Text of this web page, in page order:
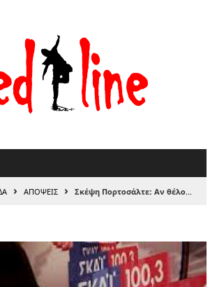
› ΑΠΟΨΕΙΣ › Σκέψη Πορτοσάλτε: Αν θέλουμε τουρίστες, οι Έλληνες να υποχωρούν στις διακοπές τους